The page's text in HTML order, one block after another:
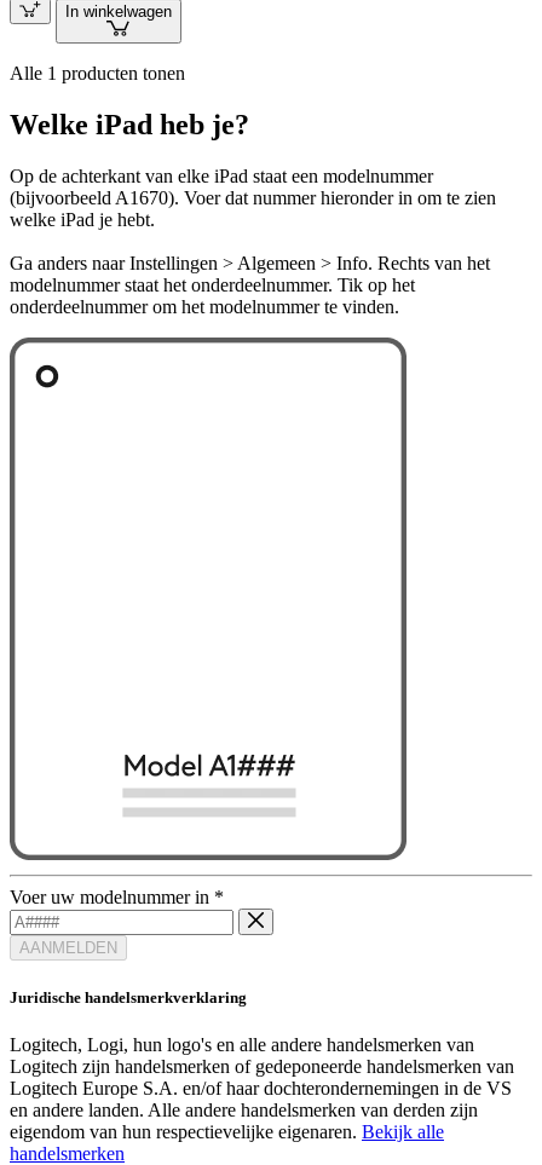
In winkelwagen
Alle 1 producten tonen
Welke iPad heb je?
Op de achterkant van elke iPad staat een modelnummer
(bijvoorbeeld A1670). Voer dat nummer hieronder in om te zien
welke iPad je hebt.
Ga anders naar Instellingen > Algemeen > Info. Rechts van het
modelnummer staat het onderdeelnummer. Tik op het
onderdeelnummer om het modelnummer te vinden.
Voer uw modelnummer in *
AANMELDEN
Juridische handelsmerkverklaring
Logitech, Logi, hun logo's en alle andere handelsmerken van
Logitech zijn handelsmerken of gedeponeerde handelsmerken van
Logitech Europe S.A. en/of haar dochterondernemingen in de VS
en andere landen. Alle andere handelsmerken van derden zijn
eigendom van hun respectievelijke eigenaren. Bekijk alle
handelsmerken